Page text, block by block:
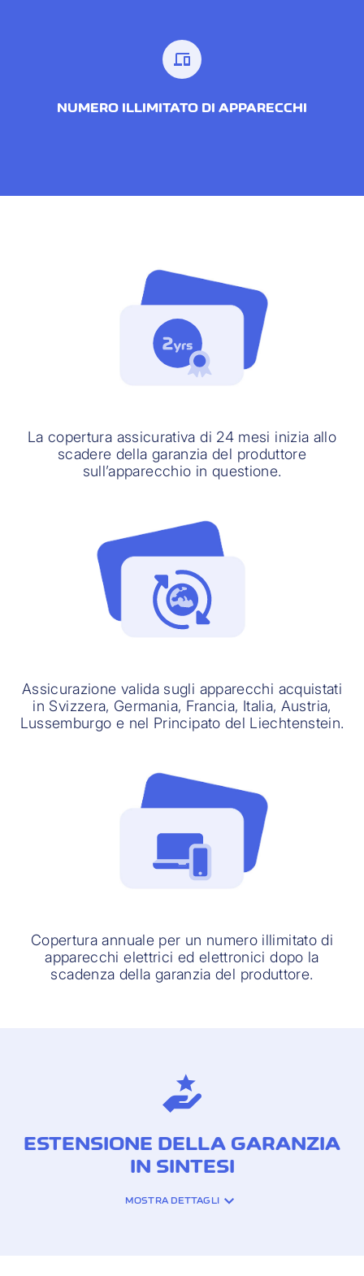
devices
NUMERO ILLIMITATO DI APPARECCHI
La copertura assicurativa di 24 mesi inizia allo
scadere della garanzia del produttore
sull’apparecchio in questione.
Assicurazione valida sugli apparecchi acquistati
in Svizzera, Germania, Francia, Italia, Austria,
Lussemburgo e nel Principato del Liechtenstein.
Copertura annuale per un numero illimitato di
apparecchi elettrici ed elettronici dopo la
scadenza della garanzia del produttore.
ESTENSIONE DELLA GARANZIA
IN SINTESI
MOSTRA DETTAGLI